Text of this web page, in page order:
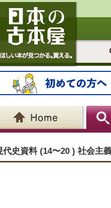
代史資料 (14〜20 ) 社会主